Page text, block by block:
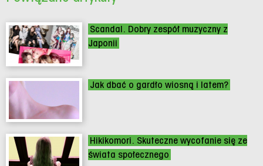
Scandal. Dobry zespół muzyczny z
Japonii
Jak dbać o gardło wiosną i latem?
Hikikomori. Skuteczne wycofanie się ze
świata społecznego